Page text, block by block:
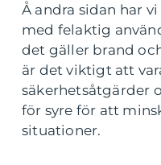
Å andra sidan har
med felaktig
det gäller brand
är det viktigt att
säkerhetsåtgärder
för syre för att
situationer.